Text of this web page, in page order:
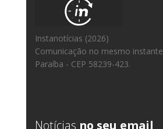
Instanotícias (2026)
Comunicação no mesmo instante
Paraíba - CEP 58239-423.
Notícias no seu email